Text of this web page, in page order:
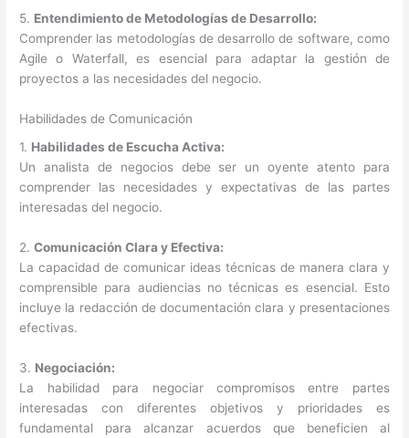
5. Entendimiento de Metodologías de Desarrollo:
Comprender las metodologías de desarrollo de software, como
Agile o Waterfall, es esencial para adaptar la gestión de
proyectos a las necesidades del negocio.
Habilidades de Comunicación
1. Habilidades de Escucha Activa:
Un analista de negocios debe ser un oyente atento para
comprender las necesidades y expectativas de las partes
interesadas del negocio.
2.Comunicación Clara y Efectiva:
La capacidad de comunicar ideas técnicas de manera clara y
comprensible para audiencias no técnicas es esencial. Esto
incluye la redacción de documentación clara y presentaciones
efectivas.
3. Negociación:
La habilidad para negociar compromisos entre partes
interesadas con diferentes objetivos y prioridades es
fundamental para alcanzar acuerdos que beneficien al